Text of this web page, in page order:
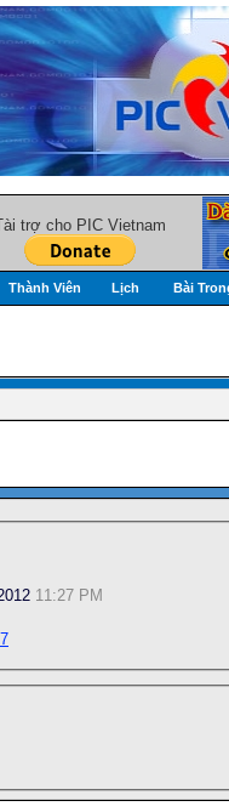
trợ cho PIC Vietnam
Thành Viên Lịch Bài
11:27 PM